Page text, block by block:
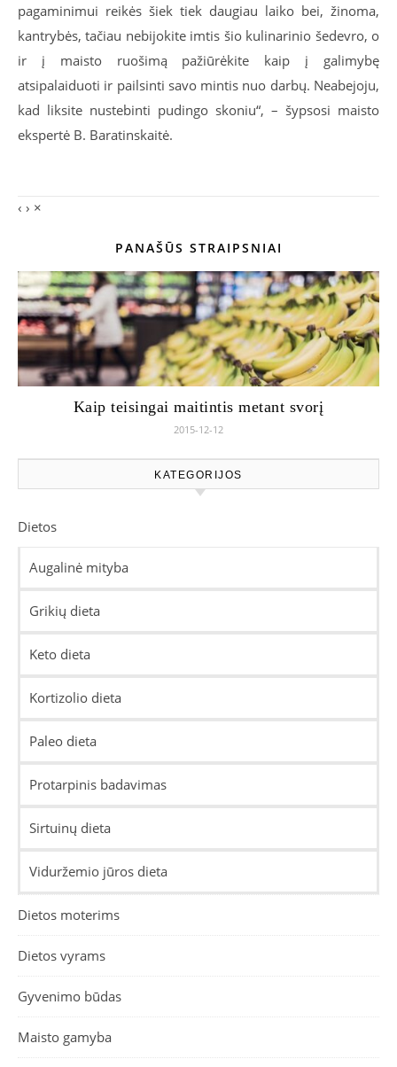
pagaminimui reikės šiek tiek daugiau laiko bei, žinoma,
kantrybės, tačiau nebijokite imtis šio kulinarinio šedevro, o
ir į maisto ruošimą pažiūrėkite kaip į galimybę
atsipalaiduoti ir pailsinti savo mintis nuo darbų. Neabejoju,
kad liksite nustebinti pudingo skoniu“, – šypsosi maisto
ekspertė B. Baratinskaitė.
‹ › ×
PANAŠŪS STRAIPSNIAI
Kaip teisingai maitintis metant svorį
2015-12-12
KATEGORIJOS
Dietos
Augalinė mityba
Grikių dieta
Keto dieta
Kortizolio dieta
Paleo dieta
Protarpinis badavimas
Sirtuinų dieta
Viduržemio jūros dieta
Dietos moterims
Dietos vyrams
Gyvenimo būdas
Maisto gamyba